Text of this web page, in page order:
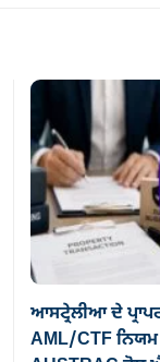
ਆਸਟ੍ਰੇਲੀਆ ਦੇ
AML/CTF